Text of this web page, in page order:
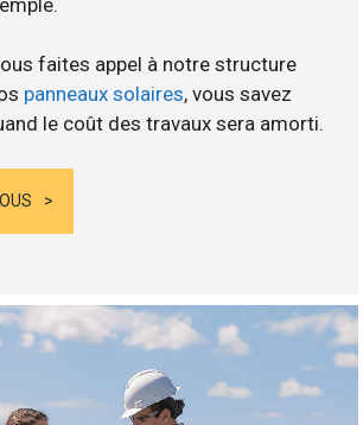
faites appel à notre structure
panneaux solaires, vous savez
le coût des travaux sera amorti.